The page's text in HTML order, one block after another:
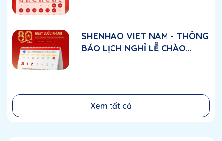
SHENHAO VIET NAM - THÔNG
BÁO LỊCH NGHỈ LỄ CHÀO
Xem tất cả